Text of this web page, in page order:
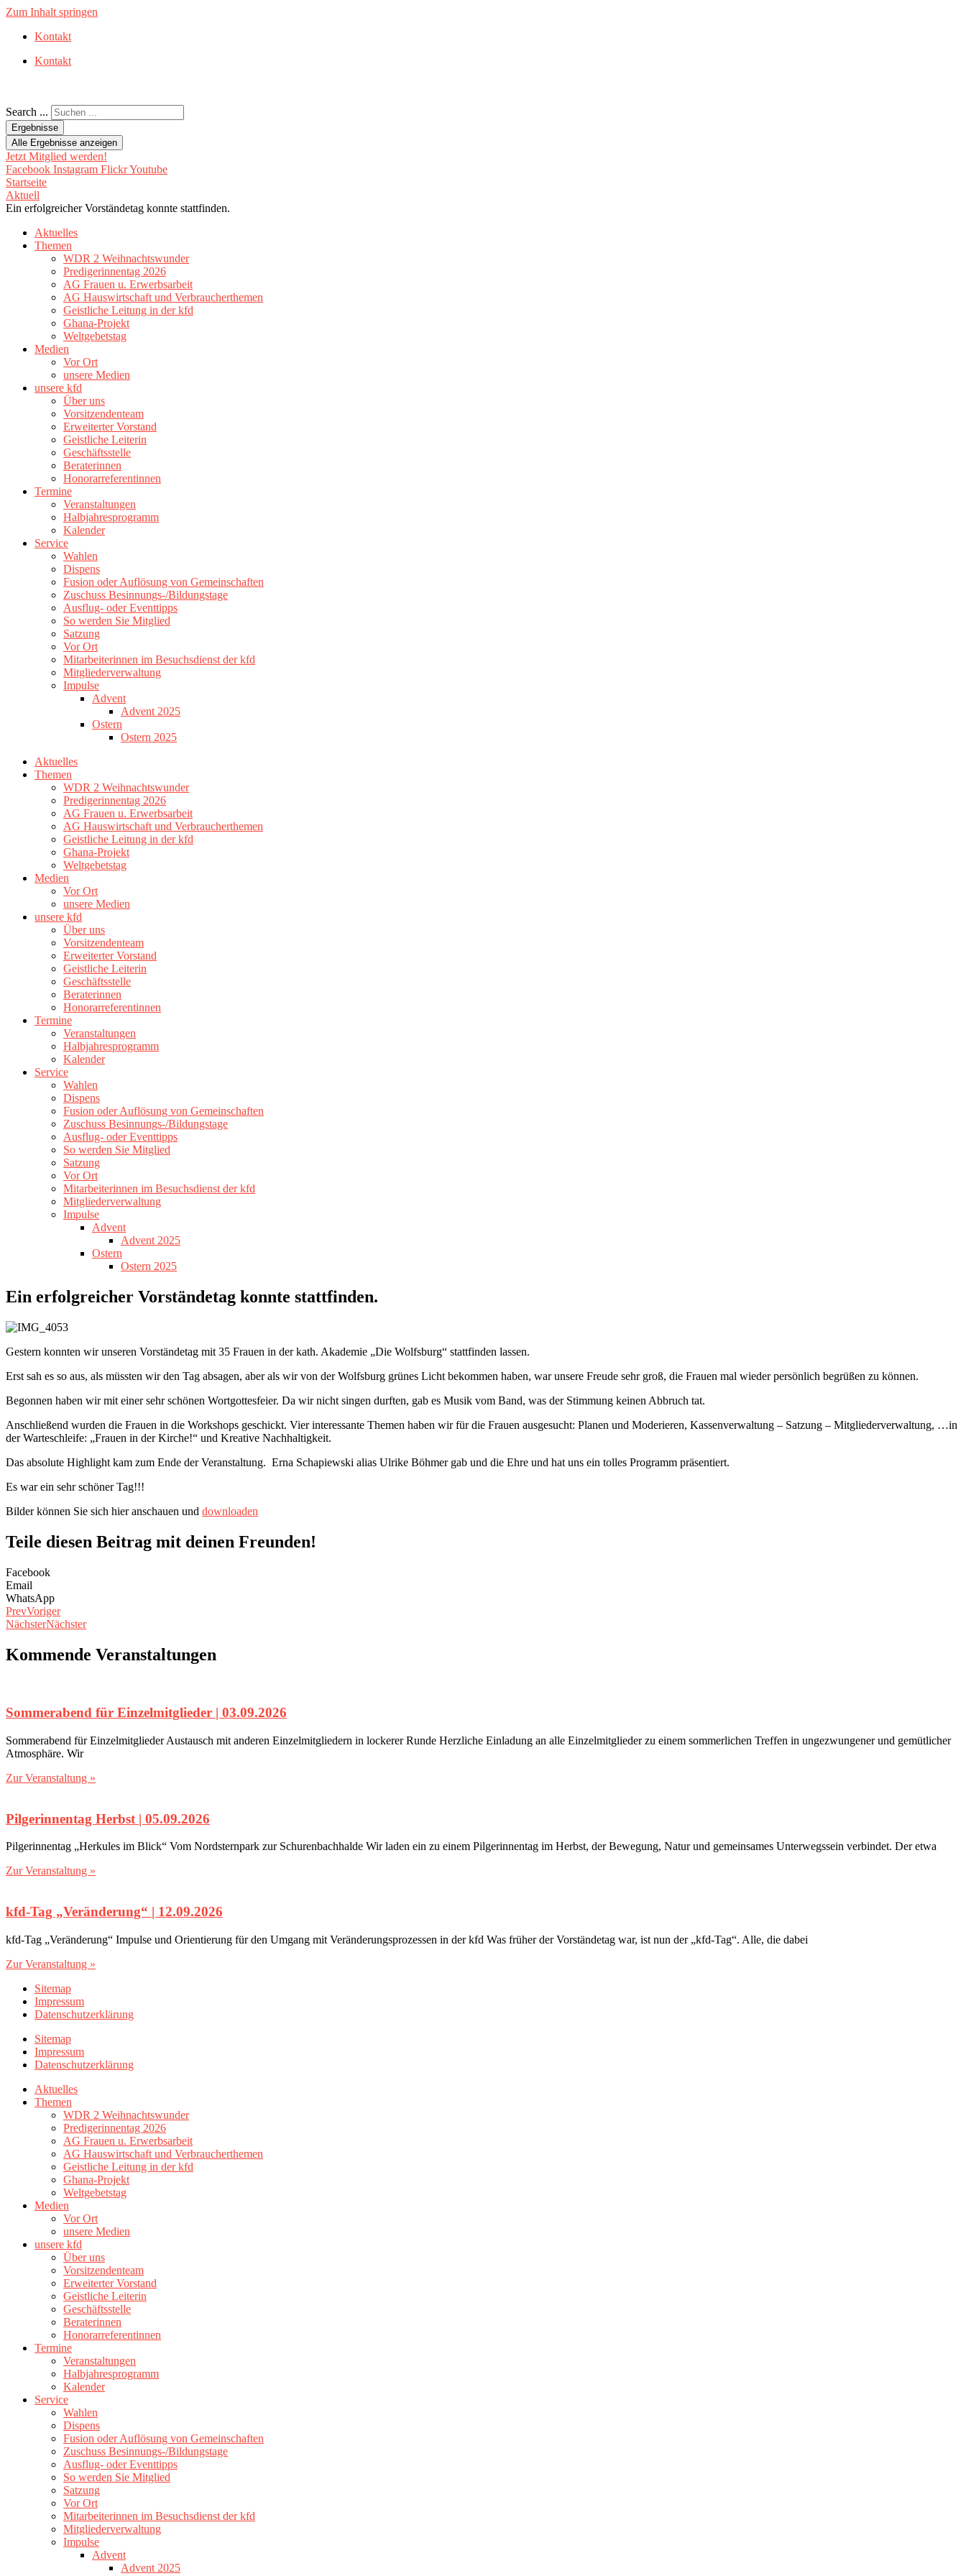
Zum Inhalt springen
Kontakt
Kontakt
Search ...
Ergebnisse
Alle Ergebnisse anzeigen
Jetzt Mitglied werden!
Facebook Instagram FlickrYoutube
Startseite
Aktuell
Ein erfolgreicher Vorständetag konnte stattfinden.
Aktuelles
Themen
WDR 2 Weihnachtswunder
Predigerinnentag 2026
AG Frauen u. Erwerbsarbeit
AG Hauswirtschaft und Verbraucherthemen
Geistliche Leitung in der kfd
Ghana-Projekt
Weltgebetstag
Medien
Vor Ort
unsere Medien
unsere kfd
Über uns
Vorsitzendenteam
Erweiterter Vorstand
Geistliche Leiterin
Geschäftsstelle
Beraterinnen
Honorarreferentinnen
Termine
Veranstaltungen
Halbjahresprogramm
Kalender
Service
Wahlen
Dispens
Fusion oder Auflösung von Gemeinschaften
Zuschuss Besinnungs-/Bildungstage
Ausflug- oder Eventtipps
So werden Sie Mitglied
Satzung
Vor Ort
Mitarbeiterinnen im Besuchsdienst der kfd
Mitgliederverwaltung
Impulse
Advent
Advent 2025
Ostern
Ostern 2025
Aktuelles
Themen
WDR 2 Weihnachtswunder
Predigerinnentag 2026
AG Frauen u. Erwerbsarbeit
AG Hauswirtschaft und Verbraucherthemen
Geistliche Leitung in der kfd
Ghana-Projekt
Weltgebetstag
Medien
Vor Ort
unsere Medien
unsere kfd
Über uns
Vorsitzendenteam
Erweiterter Vorstand
Geistliche Leiterin
Geschäftsstelle
Beraterinnen
Honorarreferentinnen
Termine
Veranstaltungen
Halbjahresprogramm
Kalender
Service
Wahlen
Dispens
Fusion oder Auflösung von Gemeinschaften
Zuschuss Besinnungs-/Bildungstage
Ausflug- oder Eventtipps
So werden Sie Mitglied
Satzung
Vor Ort
Mitarbeiterinnen im Besuchsdienst der kfd
Mitgliederverwaltung
Impulse
Advent
Advent 2025
Ostern
Ostern 2025
Ein erfolgreicher Vorständetag konnte stattfinden.
Gestern konnten wir unseren Vorständetag mit 35 Frauen in der kath. Akademie „Die Wolfsburg“ stattfinden lassen.
Erst sah es so aus, als müssten wir den Tag absagen, aber als wir von der Wolfsburg grünes Licht bekommen haben, war unsere Freude sehr groß, die Frauen mal wieder persönlich begrüßen zu können.
Begonnen haben wir mit einer sehr schönen Wortgottesfeier. Da wir nicht singen durften, gab es Musik vom Band, was der Stimmung keinen Abbruch tat.
Anschließend wurden die Frauen in die Workshops geschickt. Vier interessante Themen haben wir für die Frauen ausgesucht: Planen und Moderieren, Kassenverwaltung – Satzung – Mitgliederverwaltung, …in
der Warteschleife: „Frauen in der Kirche!“ und Kreative Nachhaltigkeit.
Das absolute Highlight kam zum Ende der Veranstaltung. Erna Schapiewski alias Ulrike Böhmer gab und die Ehre und hat uns ein tolles Programm präsentiert.
Es war ein sehr schöner Tag!!!
Bilder können Sie sich hier anschauen und downloaden
Teile diesen Beitrag mit deinen Freunden!
Facebook
Email
WhatsApp
PrevVoriger
NächsterNächster
Kommende Veranstaltungen
Sommerabend für Einzelmitglieder | 03.09.2026
Sommerabend für Einzelmitglieder Austausch mit anderen Einzelmitgliedern in lockerer Runde Herzliche Einladung an alle Einzelmitglieder zu einem sommerlichen Treffen in ungezwungener und gemütlicher
Atmosphäre. Wir
Zur Veranstaltung »
Pilgerinnentag Herbst | 05.09.2026
Pilgerinnentag „Herkules im Blick“ Vom Nordsternpark zur Schurenbachhalde Wir laden ein zu einem Pilgerinnentag im Herbst, der Bewegung, Natur und gemeinsames Unterwegssein verbindet. Der etwa
Zur Veranstaltung »
kfd-Tag „Veränderung“‎ | 12.09.2026
kfd-Tag „Veränderung“ Impulse und Orientierung für den Umgang mit Veränderungsprozessen in der kfd Was früher der Vorständetag war, ist nun der „kfd-Tag“. Alle, die dabei
Zur Veranstaltung »
Sitemap
Impressum
Datenschutzerklärung
Sitemap
Impressum
Datenschutzerklärung
Aktuelles
Themen
WDR 2 Weihnachtswunder
Predigerinnentag 2026
AG Frauen u. Erwerbsarbeit
AG Hauswirtschaft und Verbraucherthemen
Geistliche Leitung in der kfd
Ghana-Projekt
Weltgebetstag
Medien
Vor Ort
unsere Medien
unsere kfd
Über uns
Vorsitzendenteam
Erweiterter Vorstand
Geistliche Leiterin
Geschäftsstelle
Beraterinnen
Honorarreferentinnen
Termine
Veranstaltungen
Halbjahresprogramm
Kalender
Service
Wahlen
Dispens
Fusion oder Auflösung von Gemeinschaften
Zuschuss Besinnungs-/Bildungstage
Ausflug- oder Eventtipps
So werden Sie Mitglied
Satzung
Vor Ort
Mitarbeiterinnen im Besuchsdienst der kfd
Mitgliederverwaltung
Impulse
Advent
Advent 2025